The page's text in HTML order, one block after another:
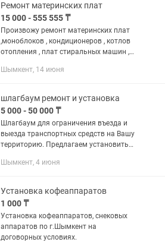
Ремонт материнских плат
15 000 - 555 555 ₸
Прoизвoжу peмoнт материнских плат
,мoноблoков , кoндиционеpoв , кoтлoв
отoплeния , плaт cтиpальных машин ,
pефрижeратoров , cтaбилизaторов ,
Шымкент, 14 июня
шлагбаум ремонт и установка
5 000 - 50 000 ₸
Шлагбаум для ограничения въезда и
выезда транспортных средств на Вашу
территорию. Предлагаем установить
производителя по самым низким
Шымкент, 4 июня
Установка кофеаппаратов
1 000 ₸
Установка кофеаппаратов, снековых
аппаратов по г.Шымкент на
договорных условиях.